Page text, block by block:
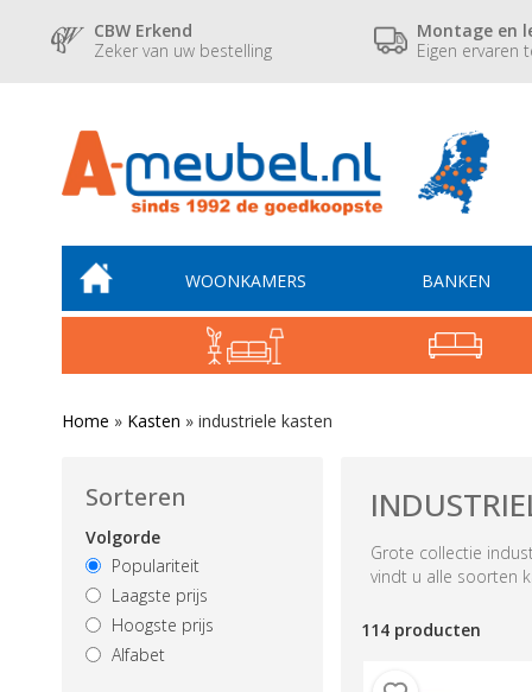
CBW Erkend
Zeker van uw bestelling
Montage en
Eigen ervaren
WOONKAMERS BANKEN
Home » Kasten » industriele kasten
Sorteren
Volgorde
Populariteit
Laagste prijs
Hoogste prijs
Alfabet
Grote collectie
vindt u alle soorten
114 producten